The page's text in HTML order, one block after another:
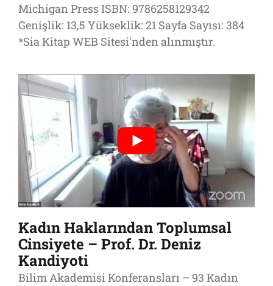
Michigan Press ISBN: 9786258129342
Genişlik: 13,5 Yükseklik: 21 Sayfa Sayısı: 384
*Sia Kitap WEB Sitesi'nden alınmıştır.
Kadın Haklarından Toplumsal
Cinsiyete – Prof. Dr. Deniz
Kandiyoti
Bilim Akademisi Konferansları – 93 Kadın